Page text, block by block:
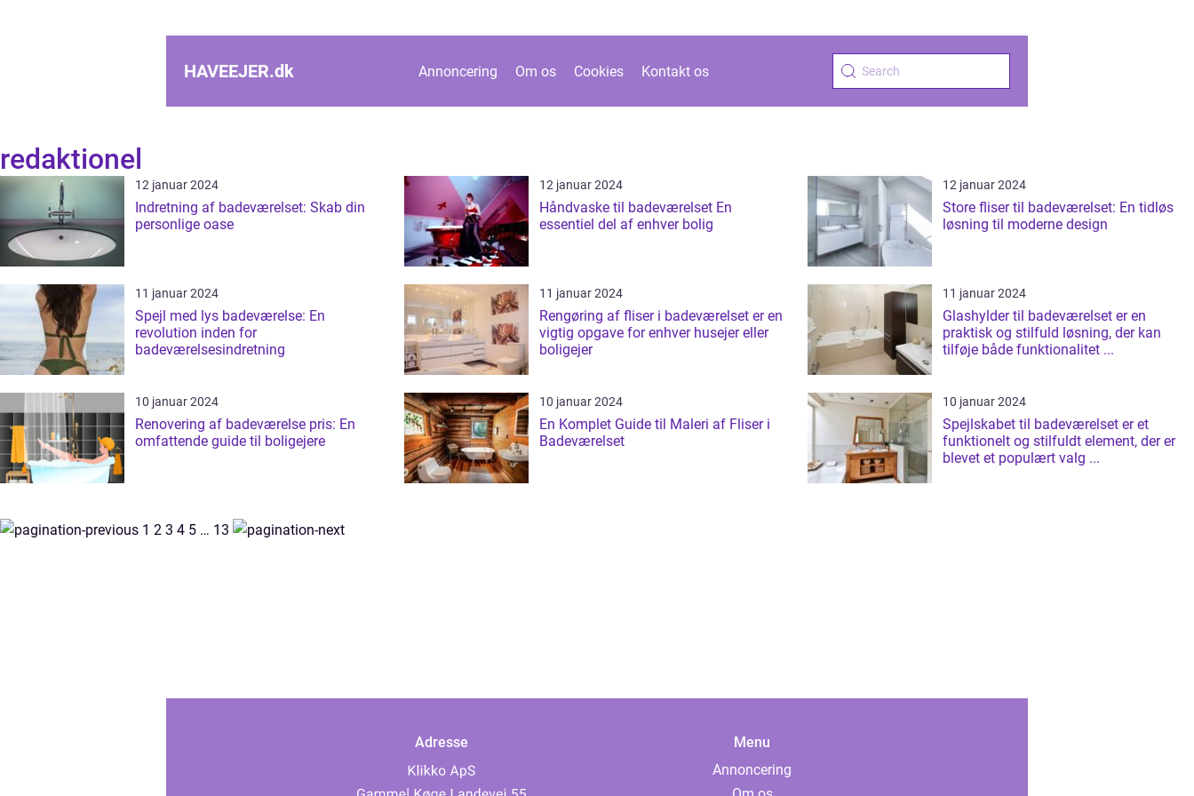
HAVEEJER.dk Annoncering Om os Cookies Kontakt os
redaktionel
12 januar 2024
Indretning af badeværelset: Skab din
personlige oase
12 januar 2024
Håndvaske til badeværelset En
essentiel del af enhver bolig
12 januar 2024
Store fliser til badeværelset: En tidløs
løsning til moderne design
11 januar 2024
Spejl med lys badeværelse: En
revolution inden for
badeværelsesindretning
11 januar 2024
Rengøring af fliser i badeværelset er en
vigtig opgave for enhver husejer eller
boligejer
11 januar 2024
Glashylder til badeværelset er en
praktisk og stilfuld løsning, der kan
tilføje både funktionalitet ...
10 januar 2024
Renovering af badeværelse pris: En
omfattende guide til boligejere
10 januar 2024
En Komplet Guide til Maleri af Fliser i
Badeværelset
10 januar 2024
Spejlskabet til badeværelset er et
funktionelt og stilfuldt element, der er
blevet et populært valg ...
1 2 3 4 5 … 13
Adresse
Menu
Annoncering